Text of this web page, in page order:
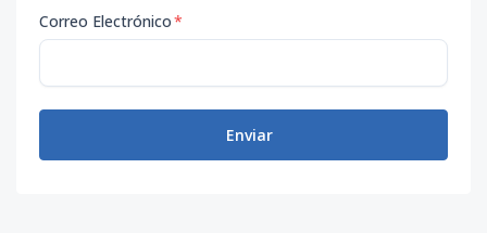
Correo Electrónico*
Enviar